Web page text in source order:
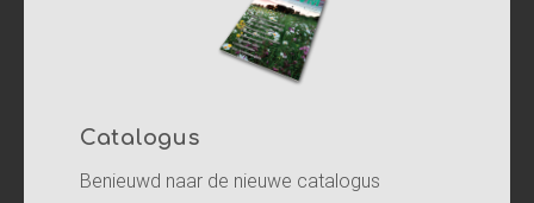
Catalogus
Benieuwd naar de nieuwe catalogus